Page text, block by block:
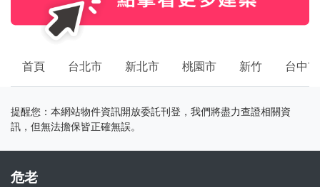
首頁 台北市 新北市 桃園市 新竹 台中市
提醒您：本網站物件資訊開放委託刊登，我們將盡力查證相關資
訊，但無法擔保皆正確無誤。
危老